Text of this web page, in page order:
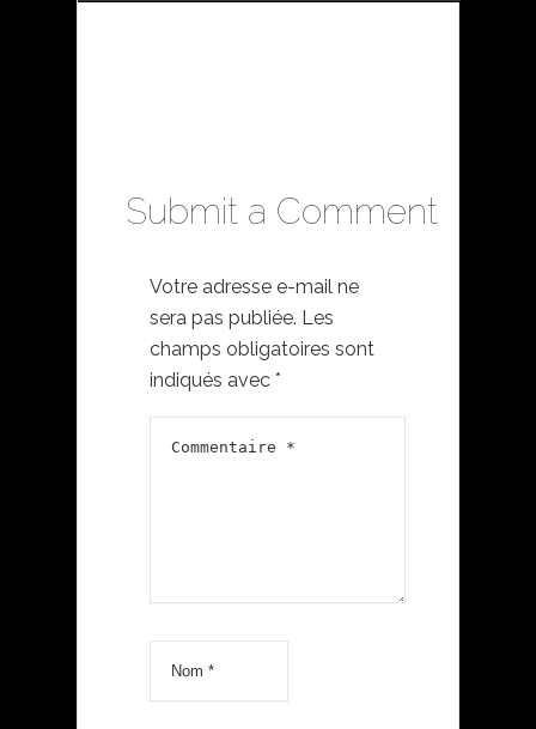
Submit a Comment
Votre adresse e-mail ne
sera pas publiée. Les
champs obligatoires sont
indiqués avec *